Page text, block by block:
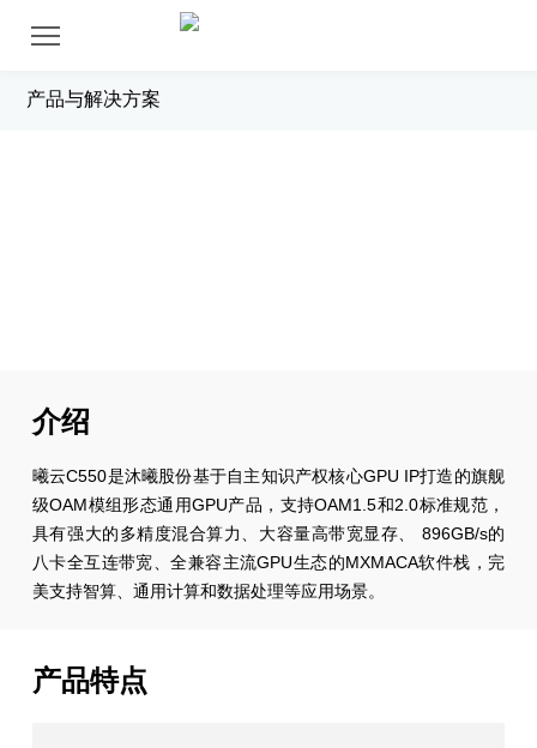
产品与解决方案
介绍
曦云C550是沐曦股份基于自主知识产权核心GPU IP打造的旗舰
级OAM模组形态通用GPU产品，支持OAM1.5和2.0标准规范，
具有强大的多精度混合算力、大容量高带宽显存、 896GB/s的
八卡全互连带宽、全兼容主流GPU生态的MXMACA软件栈，完
美支持智算、通用计算和数据处理等应用场景。
产品特点